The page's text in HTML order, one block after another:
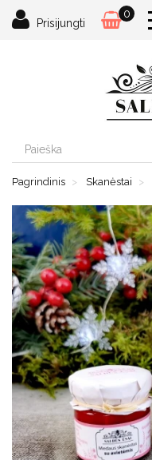
Prisijungti
0
Pagrindinis Skanėstai